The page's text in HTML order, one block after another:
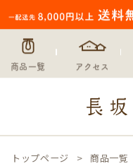
商品一覧 アクセス
トップページ 商品一覧